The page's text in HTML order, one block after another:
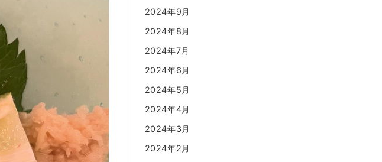
2024年9月
2024年8月
2024年7月
2024年6月
2024年5月
2024年4月
2024年3月
2024年2月